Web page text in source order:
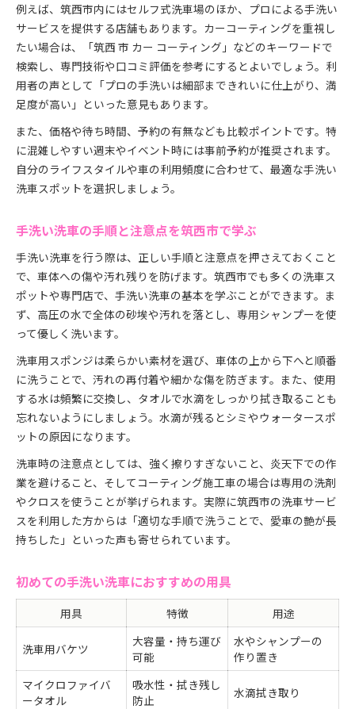
例えば、筑西市内にはセルフ式洗車場のほか、プロによる手洗い
サービスを提供する店舗もあります。カーコーティングを重視し
たい場合は、「筑西 市 カー コーティング」などのキーワードで
検索し、専門技術や口コミ評価を参考にするとよいでしょう。利
用者の声として「プロの手洗いは細部まできれいに仕上がり、満
足度が高い」といった意見もあります。
また、価格や待ち時間、予約の有無なども比較ポイントです。特
に混雑しやすい週末やイベント時には事前予約が推奨されます。
自分のライフスタイルや車の利用頻度に合わせて、最適な手洗い
洗車スポットを選択しましょう。
手洗い洗車の手順と注意点を筑西市で学ぶ
手洗い洗車を行う際は、正しい手順と注意点を押さえておくこと
で、車体への傷や汚れ残りを防げます。筑西市でも多くの洗車ス
ポットや専門店で、手洗い洗車の基本を学ぶことができます。ま
ず、高圧の水で全体の砂埃や汚れを落とし、専用シャンプーを使
って優しく洗います。
洗車用スポンジは柔らかい素材を選び、車体の上から下へと順番
に洗うことで、汚れの再付着や細かな傷を防ぎます。また、使用
する水は頻繁に交換し、タオルで水滴をしっかり拭き取ることも
忘れないようにしましょう。水滴が残るとシミやウォータースポ
ットの原因になります。
洗車時の注意点としては、強く擦りすぎないこと、炎天下での作
業を避けること、そしてコーティング施工車の場合は専用の洗剤
やクロスを使うことが挙げられます。実際に筑西市の洗車サービ
スを利用した方からは「適切な手順で洗うことで、愛車の艶が長
持ちした」といった声も寄せられています。
初めての手洗い洗車におすすめの用具
用具 特徴 用途
洗車用バケツ
大容量・持ち運び
可能
水やシャンプーの
作り置き
マイクロファイバ
ータオル
吸水性・拭き残し
防止
水滴拭き取り